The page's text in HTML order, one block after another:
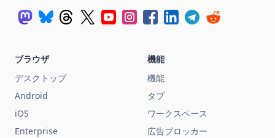
ブラウザ
デスクトップ
Android
iOS
Enterprise
機能
機能
タブ
ワークスペース
広告ブロッカー